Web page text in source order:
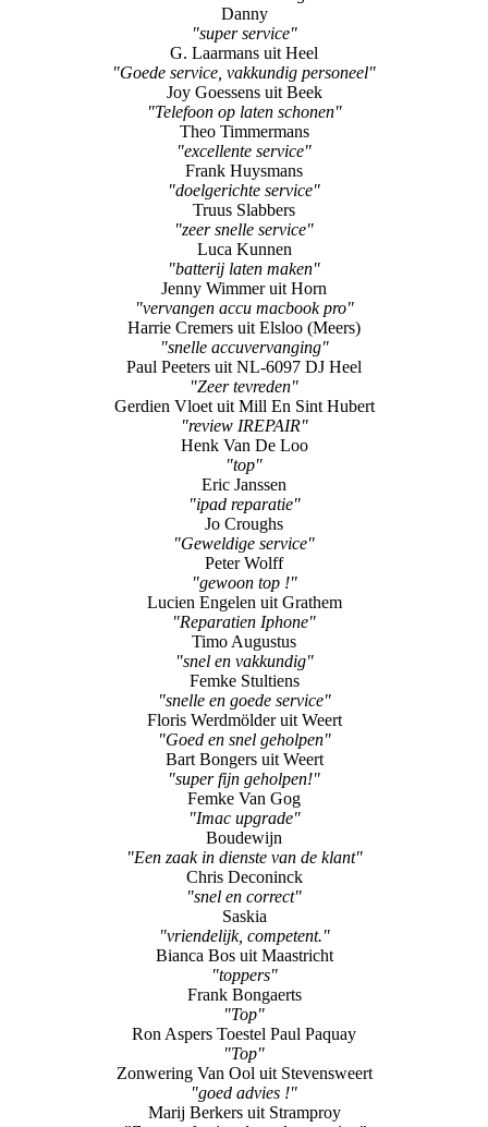
Danny
"super service"
G. Laarmans uit Heel
"Goede service, vakkundig personeel"
Joy Goessens uit Beek
"Telefoon op laten schonen"
Theo Timmermans
"excellente service"
Frank Huysmans
"doelgerichte service"
Truus Slabbers
"zeer snelle service"
Luca Kunnen
"batterij laten maken"
Jenny Wimmer uit Horn
"vervangen accu macbook pro"
Harrie Cremers uit Elsloo (Meers)
"snelle accuvervanging"
Paul Peeters uit NL-6097 DJ Heel
"Zeer tevreden"
Gerdien Vloet uit Mill En Sint Hubert
"review IREPAIR"
Henk Van De Loo
"top"
Eric Janssen
"ipad reparatie"
Jo Croughs
"Geweldige service"
Peter Wolff
"gewoon top !"
Lucien Engelen uit Grathem
"Reparatien Iphone"
Timo Augustus
"snel en vakkundig"
Femke Stultiens
"snelle en goede service"
Floris Werdmölder uit Weert
"Goed en snel geholpen"
Bart Bongers uit Weert
"super fijn geholpen!"
Femke Van Gog
"Imac upgrade"
Boudewijn
"Een zaak in dienste van de klant"
Chris Deconinck
"snel en correct"
Saskia
"vriendelijk, competent."
Bianca Bos uit Maastricht
"toppers"
Frank Bongaerts
"Top"
Ron Aspers Toestel Paul Paquay
"Top"
Zonwering Van Ool uit Stevensweert
"goed advies !"
Marij Berkers uit Stramproy